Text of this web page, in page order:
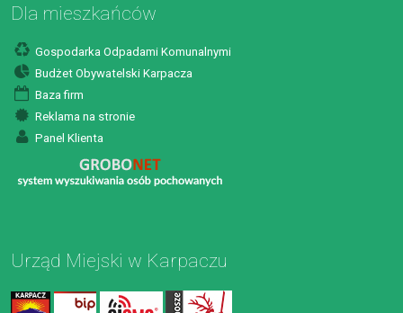
Dla mieszkańców
Gospodarka Odpadami Komunalnymi
Budżet Obywatelski Karpacza
Baza firm
Reklama na stronie
Panel Klienta
Urząd Miejski w Karpaczu